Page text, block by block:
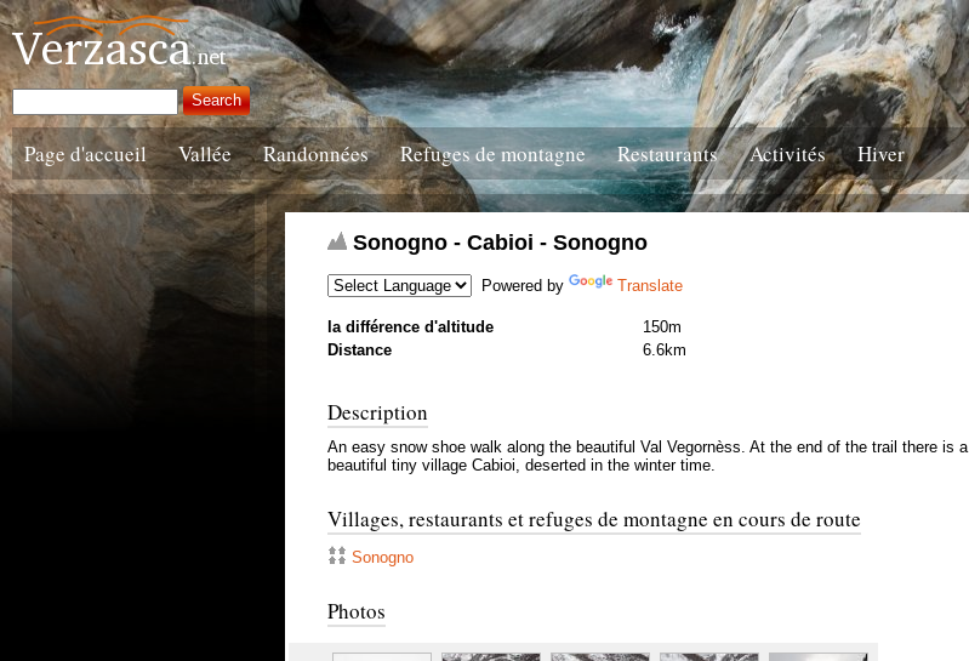
Page d'accueil Vallée Randonnées Refuges de montagne Restaurants Activités Hiver
Sonogno - Cabioi - Sonogno
Powered by Translate
la différence d'altitude
150m
Distance
6.6km
Description
An easy snow shoe walk along the beautiful Val Vegornèss. At the end of the trail there is a
beautiful tiny village Cabioi, deserted in the winter time.
Villages, restaurants et refuges de montagne en cours de route
Sonogno
Photos